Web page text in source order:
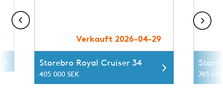
Verkauft 2026-04-29
Storebro Royal Cruiser 34
405 000 SEK 765